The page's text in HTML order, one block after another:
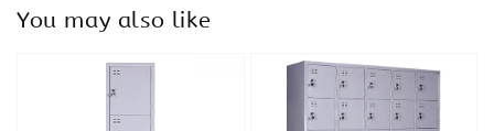
You may also like